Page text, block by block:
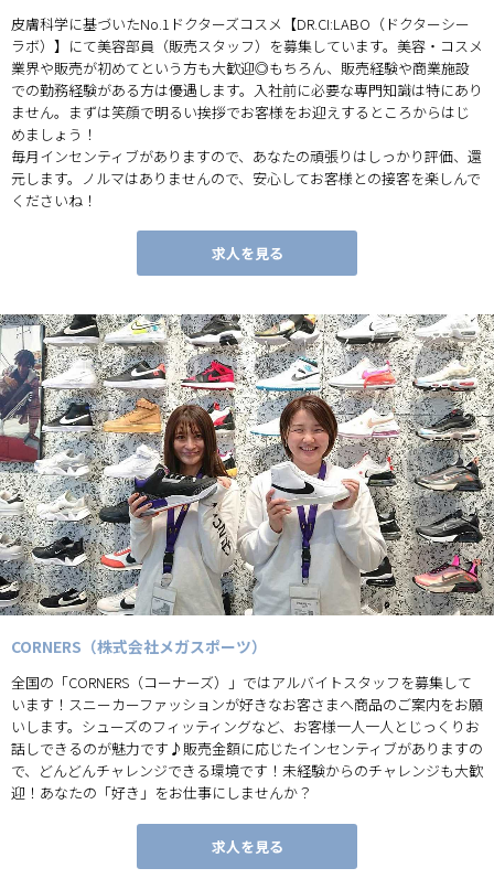
皮膚科学に基づいたNo.1ドクターズコスメ【DR.CI:LABO（ドクターシー
ラボ）】にて美容部員（販売スタッフ）を募集しています。美容・コスメ
業界や販売が初めてという方も大歓迎◎もちろん、販売経験や商業施設
での勤務経験がある方は優遇します。入社前に必要な専門知識は特にあり
ません。まずは笑顔で明るい挨拶でお客様をお迎えするところからはじ
めましょう！
毎月インセンティブがありますので、あなたの頑張りはしっかり評価、還
元します。ノルマはありませんので、安心してお客様との接客を楽しんで
くださいね！
求人を見る
CORNERS（株式会社メガスポーツ）
全国の「CORNERS（コーナーズ）」ではアルバイトスタッフを募集して
います！スニーカーファッションが好きなお客さまへ商品のご案内をお願
いします。シューズのフィッティングなど、お客様一人一人とじっくりお
話しできるのが魅力です♪販売金額に応じたインセンティブがありますの
で、どんどんチャレンジできる環境です！未経験からのチャレンジも大歓
迎！あなたの「好き」をお仕事にしませんか？
求人を見る